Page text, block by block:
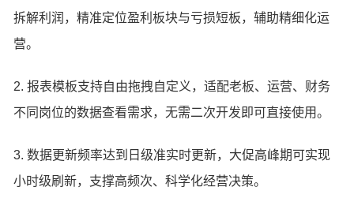
拆解利润，精准定位盈利板块与亏损短板，辅助精细化运
营。
2. 报表模板支持自由拖拽自定义，适配老板、运营、财务
不同岗位的数据查看需求，无需二次开发即可直接使用。
3. 数据更新频率达到日级准实时更新，大促高峰期可实现
小时级刷新，支撑高频次、科学化经营决策。